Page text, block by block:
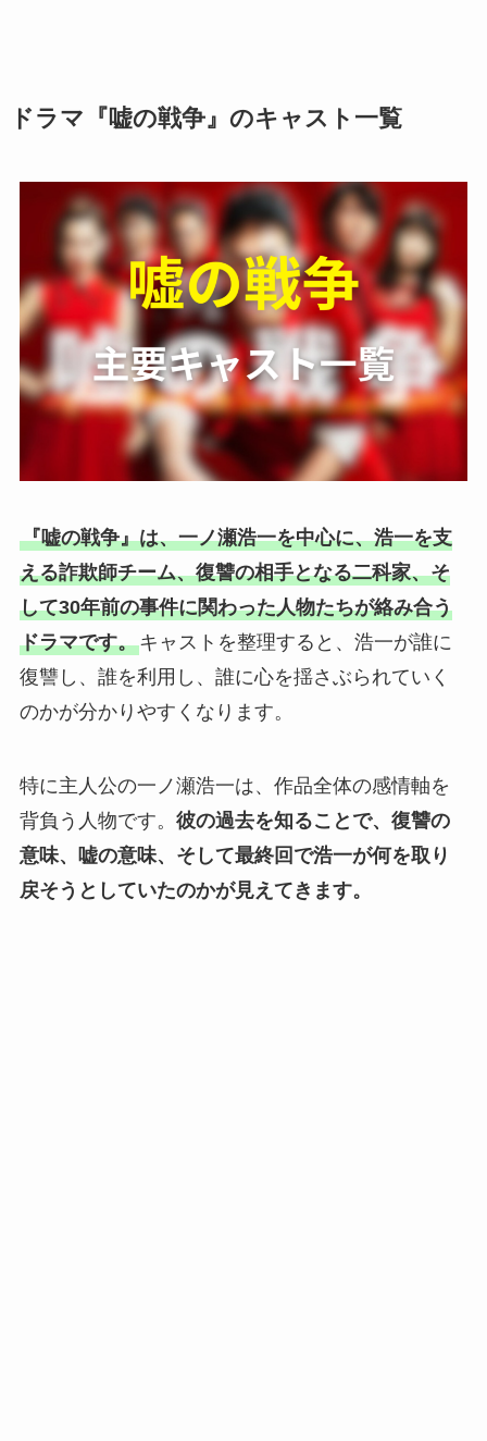
ドラマ『嘘の戦争』のキャスト一覧
『嘘の戦争』は、一ノ瀬浩一を中心に、浩一を支
える詐欺師チーム、復讐の相手となる二科家、そ
して30年前の事件に関わった人物たちが絡み合う
ドラマです。キャストを整理すると、浩一が誰に
復讐し、誰を利用し、誰に心を揺さぶられていく
のかが分かりやすくなります。
特に主人公の一ノ瀬浩一は、作品全体の感情軸を
背負う人物です。 彼の過去を知ることで、復讐の
意味、嘘の意味、そして最終回で浩一が何を取り
戻そうとしていたのかが見えてきます。